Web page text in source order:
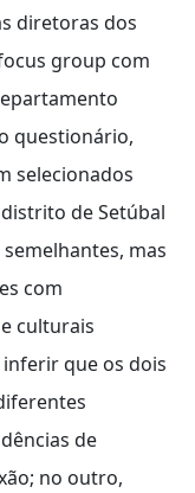
diretoras dos
group com
questionário,
selecionados
de Setúbal
mas
com
culturais
que os dois
de
no outro,